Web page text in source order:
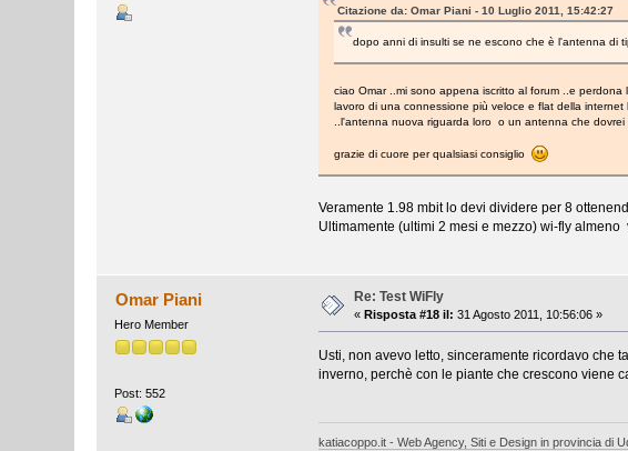
Citazione da: Omar Piani - 10 Luglio 2011, 15:42:27
dopo anni di insulti se ne escono che è l'antenna di
ciao Omar ..mi sono appena iscritto al forum ..e
lavoro di una connessione più veloce e flat della
..l'antenna nuova riguarda loro o un antenna che dovrei
grazie di cuore per qualsiasi consiglio
Veramente 1.98 mbit lo devi dividere per 8
Ultimamente (ultimi 2 mesi e mezzo) wi-fly almeno
Omar Piani
Hero Member
Post: 552
Re: Test WiFly
«Risposta #18 il: 31 Agosto 2011, 10:56:06 »
Usti, non avevo letto, sinceramente ricordavo che
inverno, perchè con le piante che crescono viene
katiacoppo.it - Web Agency, Siti e Design in provincia di